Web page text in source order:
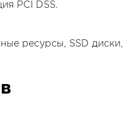
PCI DSS.
ресурсы, SSD диски,